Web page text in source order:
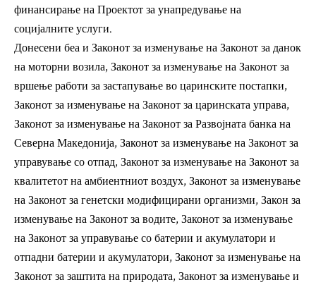
финансирање на Проектот за унапредување на
социјалните услуги.
Донесени беа и Законот за изменување на Законот за данок
на моторни возила, Законот за изменување на Законот за
вршење работи за застапување во царинските постапки,
Законот за изменување на Законот за царинската управа,
Законот за изменување на Законот за Развојната банка на
Северна Македонија, Законот за изменување на Законот за
управување со отпад, Законот за изменување на Законот за
квалитетот на амбиентниот воздух, Законот за изменување
на Законот за генетски модифицирани организми, Закон за
изменување на Законот за водите, Законот за изменување
на Законот за управување со батерии и акумулатори и
отпадни батерии и акумулатори, Законот за изменување на
Законот за заштита на природата, Законот за изменување и